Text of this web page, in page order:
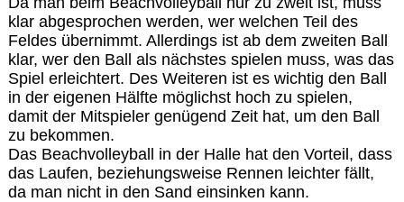
klar abgesprochen werden, wer welchen Teil des
Feldes übernimmt. Allerdings ist ab dem zweiten Ball
klar, wer den Ball als nächstes spielen muss, was das
Spiel erleichtert. Des Weiteren ist es wichtig den Ball
in der eigenen Hälfte möglichst hoch zu spielen,
damit der Mitspieler genügend Zeit hat, um den Ball
zu bekommen.
Das Beachvolleyball in der Halle hat den Vorteil, dass
das Laufen, beziehungsweise Rennen leichter fällt,
da man nicht in den Sand einsinken kann.